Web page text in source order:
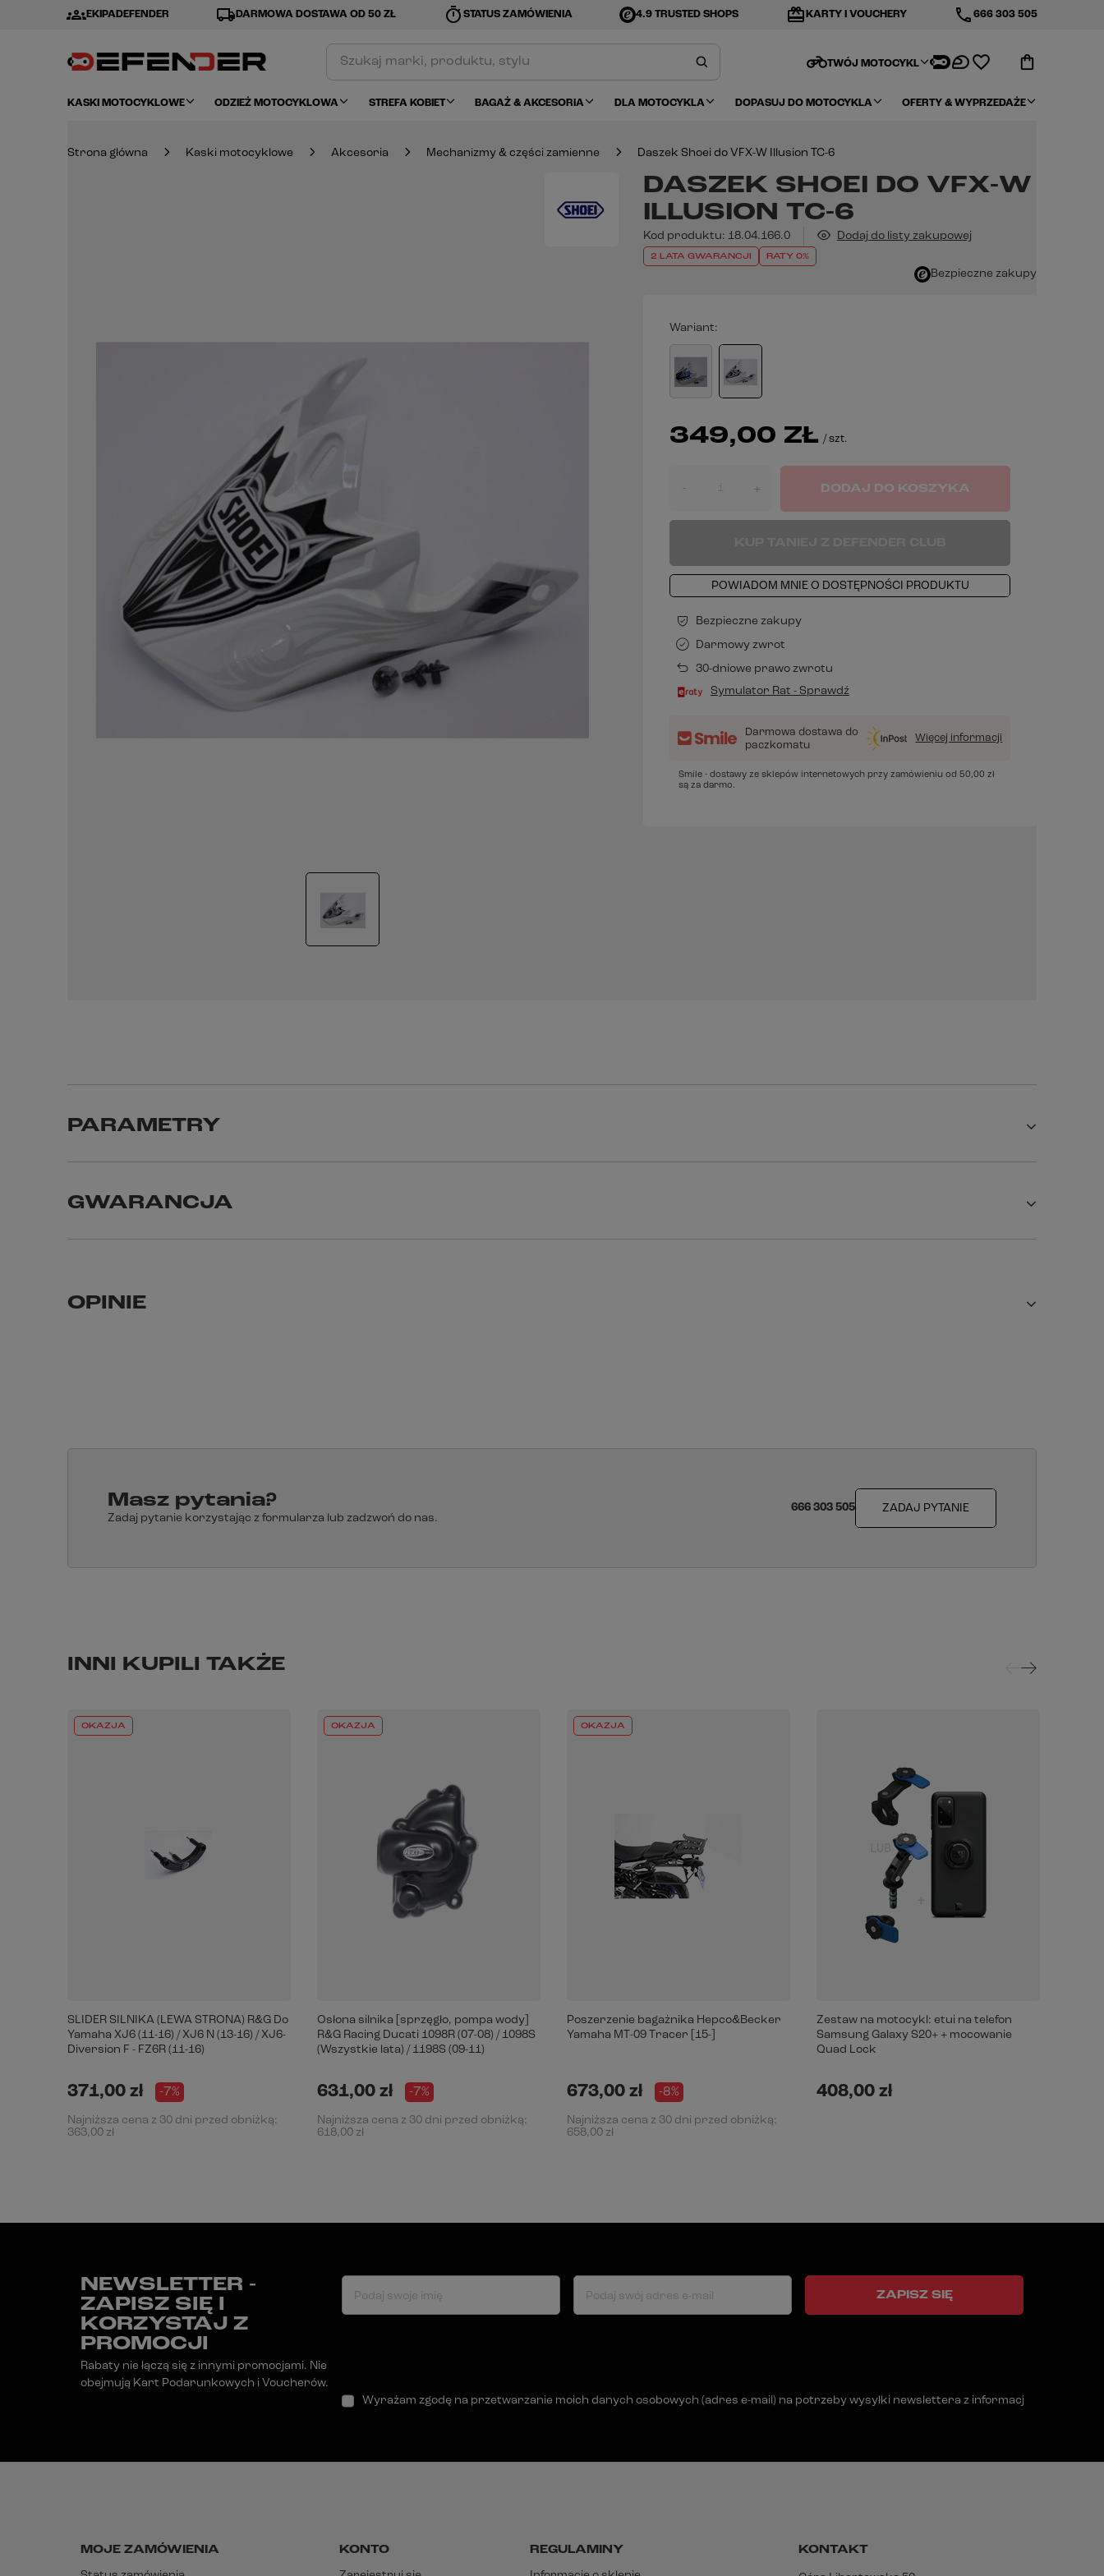
groupsEKIPADEFENDER local_shippingDARMOWA DOSTAWA OD 50 ZŁ timer STATUS ZAMÓWIENIA 4.9 TRUSTED SHOPS redeem KARTY I VOUCHERY phone666 303 505
motorcycleTWÓJ MOTOCYKL
KASKI MOTOCYKLOWE ODZIEŻ MOTOCYKLOWA STREFA KOBIET BAGAŻ & AKCESORIA DLA MOTOCYKLA DOPASUJ DO MOTOCYKLA OFERTY & WYPRZEDAŻE
Strona główna Kaski motocyklowe Akcesoria Mechanizmy & części zamienne Daszek Shoei do VFX-W Illusion TC-6
DASZEK SHOEI DO VFX-W
ILLUSION TC-6
Kod produktu: 18.04.166.0 Dodaj do listy zakupowej
2 LATA GWARANCJI RATY 0%
Bezpieczne zakupy
Wariant
349,00 ZŁ / szt.
- + DODAJ DO KOSZYKA
POWIADOM MNIE O DOSTĘPNOŚCI PRODUKTU
Bezpieczne zakupy
Darmowy zwrot
30-dniowe prawo zwrotu
Symulator Rat - Sprawdź
Darmowa dostawa do
paczkomatu
Więcej informacji
Smile - dostawy ze sklepów internetowych przy zamówieniu od 50,00 zł
są za darmo.
PARAMETRY
GWARANCJA
OPINIE
Masz pytania?
Zadaj pytanie korzystając z formularza lub zadzwoń do nas.
666 303 505 ZADAJ PYTANIE
INNI KUPILI TAKŻE
OKAZJA
SLIDER SILNIKA (LEWA STRONA) R&G Do
Yamaha XJ6 (11-16) / XJ6 N (13-16) / XJ6-
Diversion F - FZ6R (11-16)
371,00 zł -7%
Najniższa cena z 30 dni przed obniżką:
363,00 zł
OKAZJA
Osłona silnika [sprzęgło, pompa wody]
R&G Racing Ducati 1098R (07-08) / 1098S
(Wszystkie lata) / 1198S (09-11)
631,00 zł -7%
Najniższa cena z 30 dni przed obniżką:
618,00 zł
OKAZJA
Poszerzenie bagażnika Hepco&Becker
Yamaha MT-09 Tracer [15-]
673,00 zł -8%
Najniższa cena z 30 dni przed obniżką:
658,00 zł
Zestaw na motocykl: etui na telefon
Samsung Galaxy S20+ + mocowanie
Quad Lock
408,00 zł
NEWSLETTER -
ZAPISZ SIĘ I
KORZYSTAJ Z
PROMOCJI
Rabaty nie łączą się z innymi promocjami. Nie
obejmują Kart Podarunkowych i Voucherów.
Podaj swoje imię Podaj swój adres e-mail
Wyrażam zgodę na przetwarzanie moich danych osobowych (adres e-mail) na potrzeby wysyłki newslettera z informacją handlową
ZAPISZ SIĘ
MOJE ZAMÓWIENIA KONTO REGULAMINY KONTAKT